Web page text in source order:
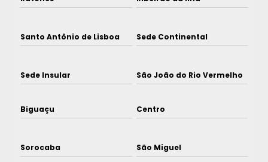
Santo Antônio de Lisboa Sede Continental
Sede Insular São João do Rio Vermelho
Biguaçu Centro
Sorocaba São Miguel